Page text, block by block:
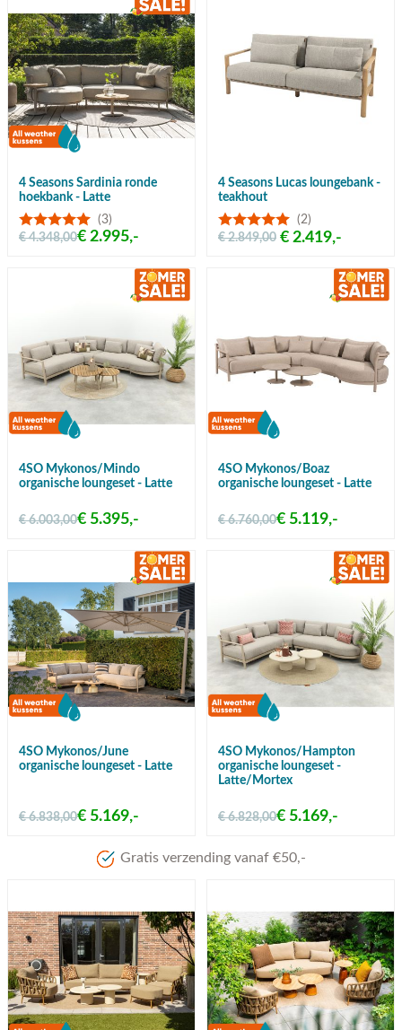
4 Seasons Sardinia ronde
hoekbank - Latte
(3)
€ 4.348,00€ 2.995,-
4 Seasons Lucas loungebank -
teakhout
(2)
€ 2.419,-
€ 2.849,00
4SO Mykonos/Mindo
organische loungeset - Latte
€ 6.003,00€ 5.395,-
4SO Mykonos/Boaz
organische loungeset - Latte
€ 6.760,00€ 5.119,-
4SO Mykonos/June
organische loungeset - Latte
€ 6.838,00€ 5.169,-
4SO Mykonos/Hampton
organische loungeset -
Latte/Mortex
€ 6.828,00€ 5.169,-
Meer dan 80 jaar